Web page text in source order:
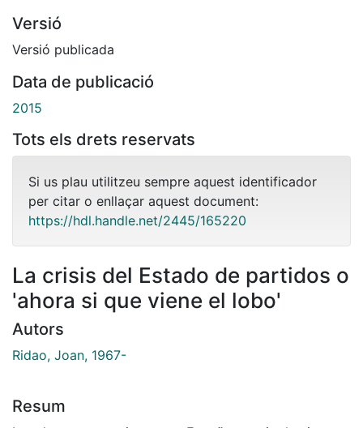
Versió
Versió publicada
Data de publicació
2015
Tots els drets reservats
Si us plau utilitzeu sempre aquest identificador
per citar o enllaçar aquest document:
https://hdl.handle.net/2445/165220
La crisis del Estado de partidos o
'ahora si que viene el lobo'
Autors
Ridao, Joan, 1967-
Resum